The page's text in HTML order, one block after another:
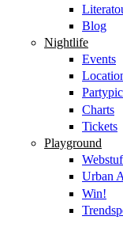
Blog
Nightlife
Events
Charts
Tickets
Playground
Urban
Win!